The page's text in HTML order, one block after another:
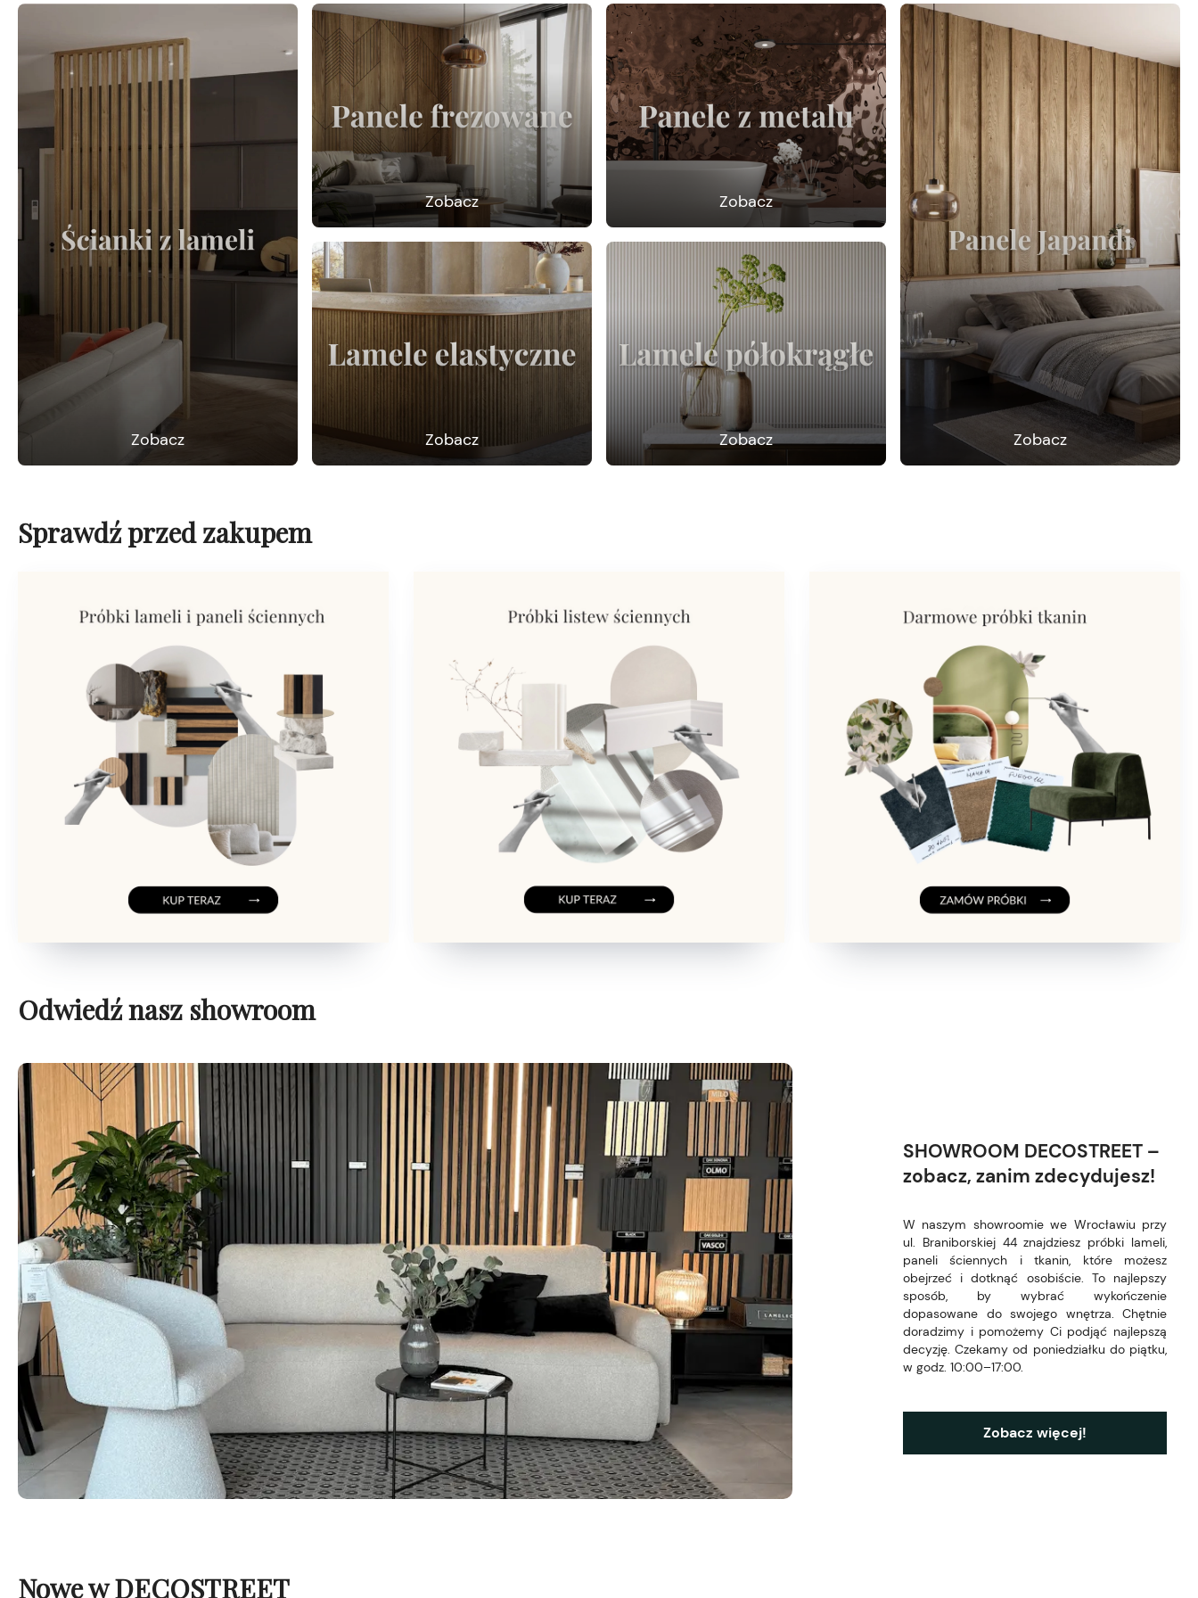
Zobacz
Zobacz Zobacz
Zobacz
Zobacz Zobacz
Sprawdź przed zakupem
Odwiedź nasz showroom
SHOWROOM DECOSTREET –
zobacz, zanim zdecydujesz!
W naszym showroomie we Wrocławiu przy
ul. Braniborskiej 44 znajdziesz próbki lameli,
paneli ściennych i tkanin, które możesz
obejrzeć i dotknąć osobiście. To najlepszy
sposób, by wybrać wykończenie
dopasowane do swojego wnętrza. Chętnie
doradzimy i pomożemy Ci podjąć najlepszą
decyzję. Czekamy od poniedziałku do piątku,
w godz. 10:00–17:00.
Zobacz więcej!
Nowe w DECOSTREET